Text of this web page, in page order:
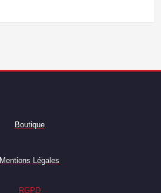
Boutique
Mentions Légales
RGPD